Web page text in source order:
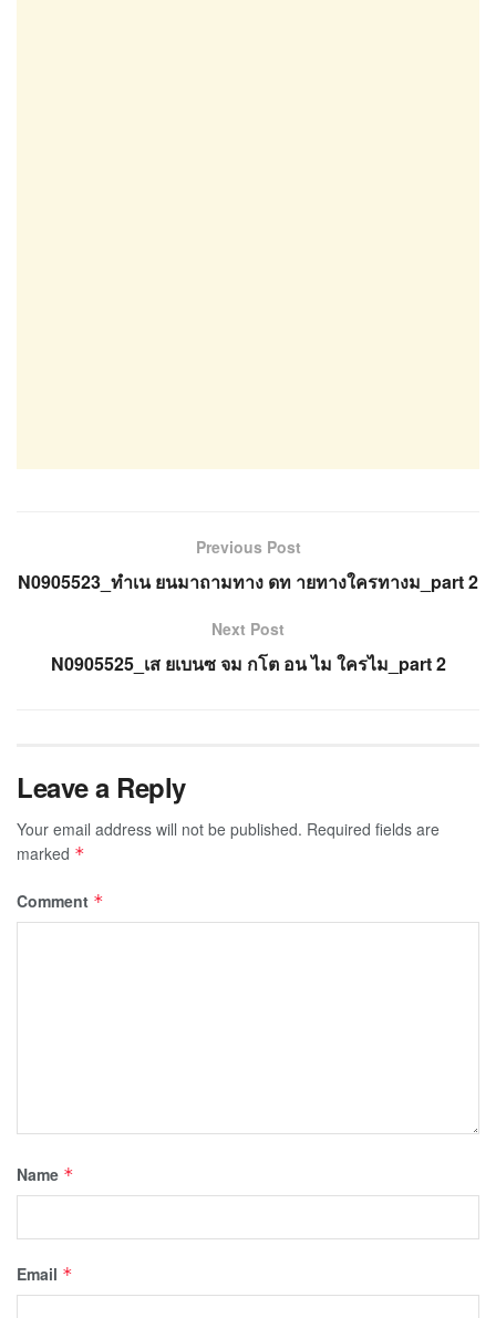
Previous Post
N0905523_ทำเน ยนมาถามทาง ดท ายทางใครทางม_part 2
Next Post
N0905525_เส ยเบนซ จม กโต อน ไม ใครไม_part 2
Leave a Reply
Your email address will not be published. Required fields are
marked *
Comment *
Name *
Email *